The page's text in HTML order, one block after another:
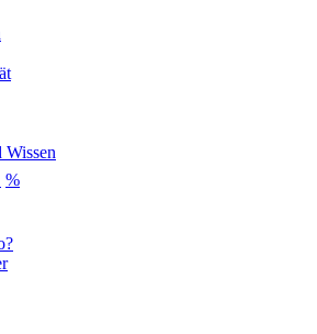
Wissen
%